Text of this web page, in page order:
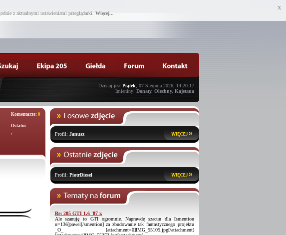
X
z aktualnymi ustawieniami przeglądarki. Więcej...
Dzisiaj jest Piątek , 07 Sierpnia 2026, 14:20:17
Imieniny: Donaty, Olechny, Kajetana
Komentarze: 0
Ostatni:
,
Profil: Janusz
Profil: PiotrDiesel
Re: 205 GTI 1.6 '87 r.
Ale szanuję to GTI ogromnie. Naprawdę szacun dla [smention
u=136]pawel[/smention] za zbudowanie tak fantastycznego projektu
_O_ [attachment=0]IMG_55105.jpg[/attachment]